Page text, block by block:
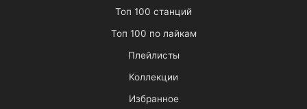
Топ 100 станций
Топ 100 по лайкам
Плейлисты
Коллекции
Избранное